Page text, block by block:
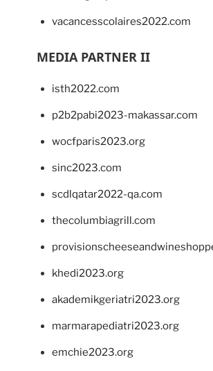
vacancesscolaires2022.com
MEDIA PARTNER II
isth2022.com
p2b2pabi2023-makassar.com
wocfparis2023.org
sinc2023.com
scdlqatar2022-qa.com
thecolumbiagrill.com
khedi2023.org
akademikgeriatri2023.org
marmarapediatri2023.org
emchie2023.org